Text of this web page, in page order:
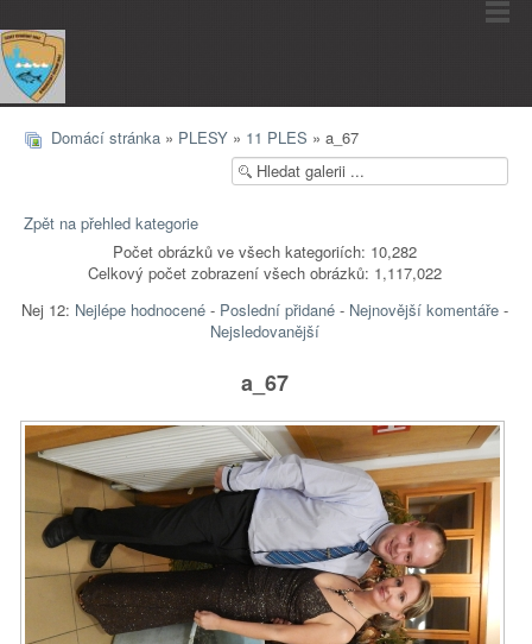
Domácí stránka » PLESY » 11 PLES » a_67
Zpět na přehled kategorie
Počet obrázků ve všech kategoriích: 10,282
Celkový počet zobrazení všech obrázků: 1,117,022
Nej 12: Nejlépe hodnocené- Poslední přidané- Nejnovější komentáře-
Nejsledovanější
a_67